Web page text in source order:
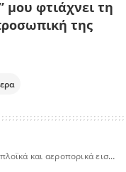
μου φτιάχνει τη
της
εισιτήρια για τους αναπληρωτές εκπαιδευτικούς